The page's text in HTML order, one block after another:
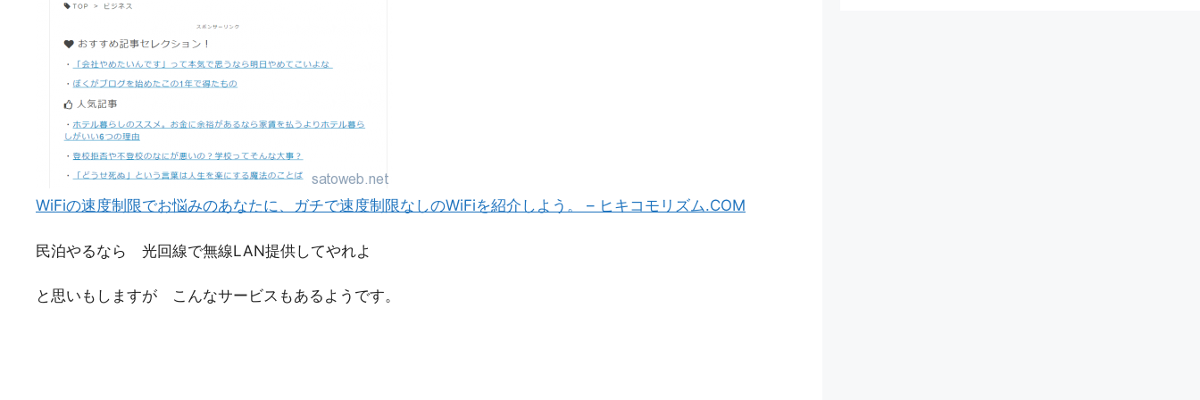
WiFiの速度制限でお悩みのあなたに、ガチで速度制限なしのWiFiを紹介しよう。 – ヒキコモリズム.COM
民泊やるなら 光回線で無線LAN提供してやれよ
と思いもしますが こんなサービスもあるようです。